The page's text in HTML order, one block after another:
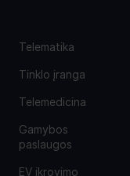
Telematika
Tinklo įranga
Telemedicina
Gamybos
paslaugos
EV įkrovimo